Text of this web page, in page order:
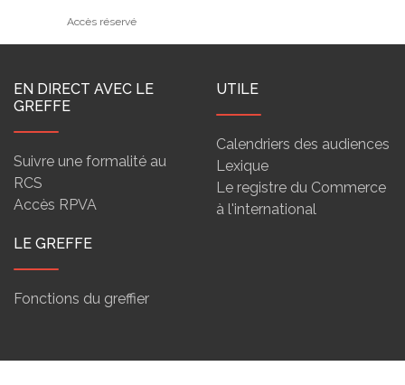
Accès réservé
EN DIRECT AVEC LE
GREFFE
Suivre une formalité au
RCS
Accès RPVA
UTILE
Calendriers des audiences
Lexique
Le registre du Commerce
à l'international
LE GREFFE
Fonctions du greffier